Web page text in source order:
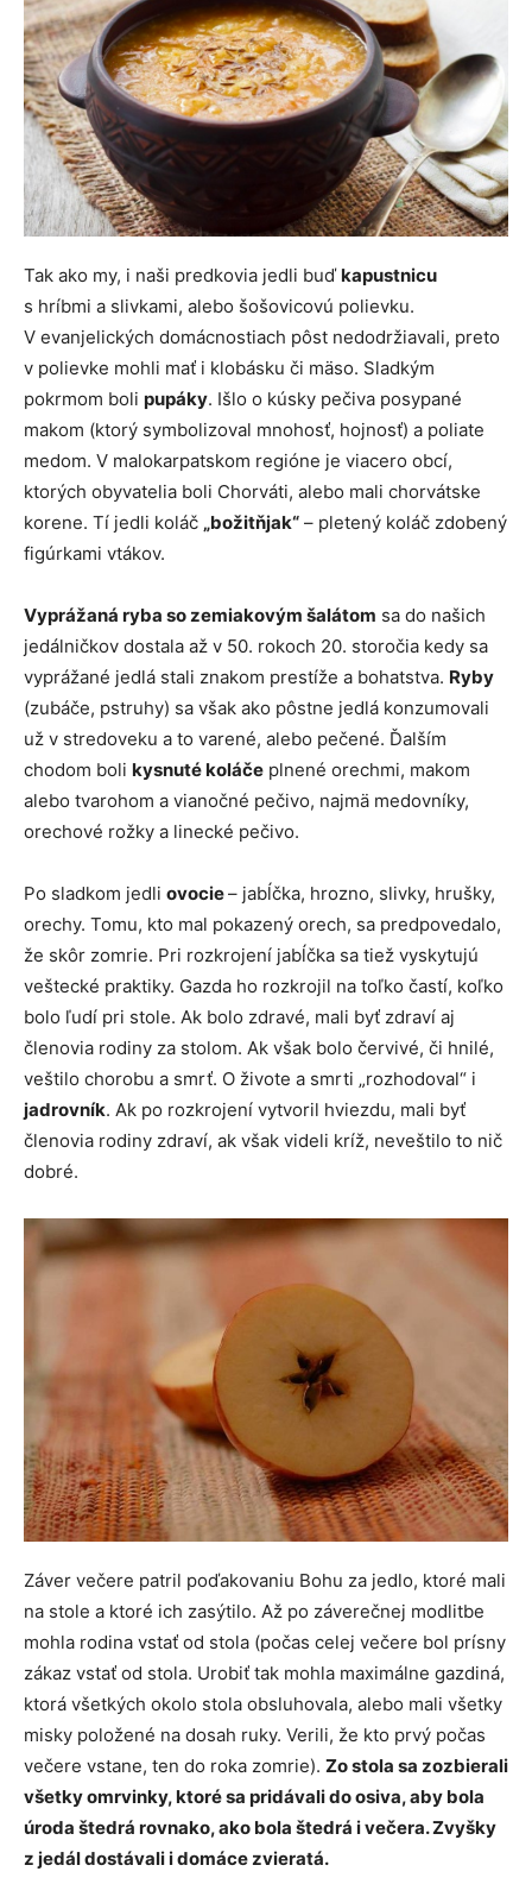
Tak ako my, i naši predkovia jedli buďkapustnicu
s hríbmi a slivkami, alebo šošovicovú polievku.
V evanjelických domácnostiach pôst nedodržiavali, preto
v polievke mohli mať i klobásku či mäso. Sladkým
pokrmom boli pupáky. Išlo o kúsky pečiva posypané
makom (ktorý symbolizoval mnohosť, hojnosť) a poliate
medom. V malokarpatskom regióne je viacero obcí,
ktorých obyvatelia boli Chorváti, alebo mali chorvátske
korene. Tí jedli koláč „božitňjak“ – pletený koláč zdobený
figúrkami vtákov.
Vyprážaná ryba so zemiakovým šalátom sa do našich
jedálničkov dostala až v 50. rokoch 20. storočia kedy sa
vyprážané jedlá stali znakom prestíže a bohatstva. Ryby
(zubáče, pstruhy) sa však ako pôstne jedlá konzumovali
už v stredoveku a to varené, alebo pečené. Ďalším
chodom boli kysnuté koláče plnené orechmi, makom
alebo tvarohom a vianočné pečivo, najmä medovníky,
orechové rožky a linecké pečivo.
Po sladkom jedli ovocie– jabĺčka, hrozno, slivky, hrušky,
orechy. Tomu, kto mal pokazený orech, sa predpovedalo,
že skôr zomrie. Pri rozkrojení jabĺčka sa tiež vyskytujú
veštecké praktiky. Gazda ho rozkrojil na toľko častí, koľko
bolo ľudí pri stole. Ak bolo zdravé, mali byť zdraví aj
členovia rodiny za stolom. Ak však bolo červivé, či hnilé,
veštilo chorobu a smrť. O živote a smrti „rozhodoval“ i
jadrovník. Ak po rozkrojení vytvoril hviezdu, mali byť
členovia rodiny zdraví, ak však videli kríž, neveštilo to nič
dobré.
Záver večere patril poďakovaniu Bohu za jedlo, ktoré mali
na stole a ktoré ich zasýtilo. Až po záverečnej modlitbe
mohla rodina vstať od stola (počas celej večere bol prísny
zákaz vstať od stola. Urobiť tak mohla maximálne gazdiná,
ktorá všetkých okolo stola obsluhovala, alebo mali všetky
misky položené na dosah ruky. Verili, že kto prvý počas
večere vstane, ten do roka zomrie). Zo stola sa zozbierali
všetky omrvinky, ktoré sa pridávali do osiva, aby bola
úroda štedrá rovnako, ako bola štedrá i večera. Zvyšky
z jedál dostávali i domáce zvieratá.